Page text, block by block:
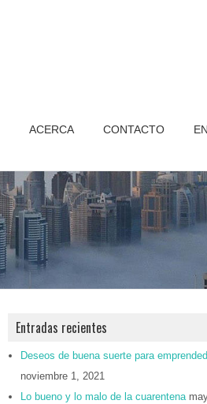
ACERCA CONTACTO
Entradas recientes
Deseos de buena suerte para
noviembre 1, 2021
Lo bueno y lo malo de la cuarentena